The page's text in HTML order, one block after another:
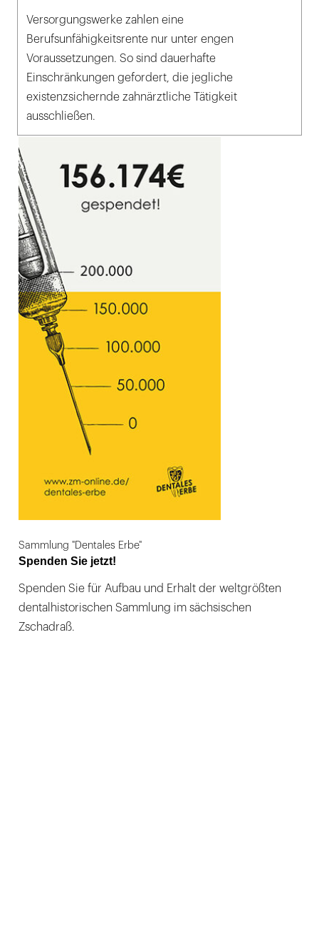
Versorgungswerke zahlen eine
Berufsunfähigkeitsrente nur unter engen
Voraussetzungen. So sind dauerhafte
Einschränkungen gefordert, die jegliche
existenzsichernde zahnärztliche Tätigkeit
ausschließen.
Sammlung "Dentales Erbe"
Spenden Sie jetzt!
Spenden Sie für Aufbau und Erhalt der weltgrößten
dentalhistorischen Sammlung im sächsischen
Zschadraß.